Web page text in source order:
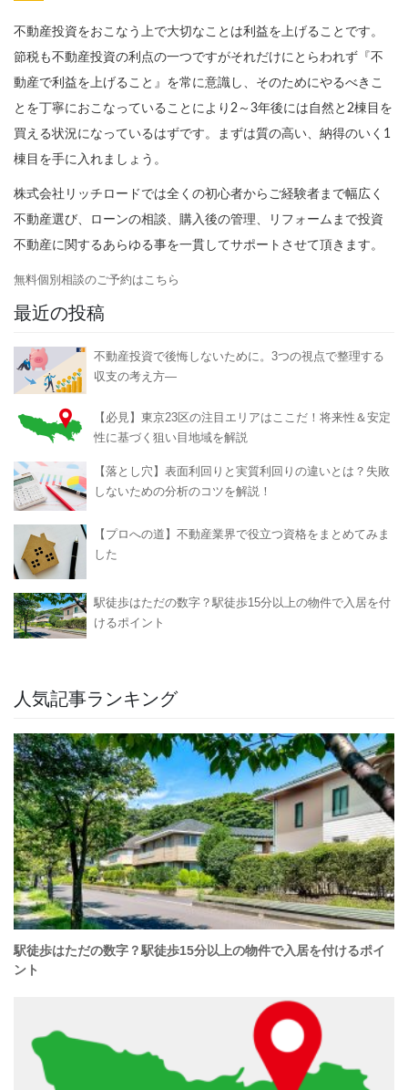
不動産投資をおこなう上で大切なことは利益を上げることです。
節税も不動産投資の利点の一つですがそれだけにとらわれず『不
動産で利益を上げること』を常に意識し、そのためにやるべきこ
とを丁寧におこなっていることにより2～3年後には自然と2棟目を
買える状況になっているはずです。まずは質の高い、納得のいく1
棟目を手に入れましょう。
株式会社リッチロードでは全くの初心者からご経験者まで幅広く
不動産選び、ローンの相談、購入後の管理、リフォームまで投資
不動産に関するあらゆる事を一貫してサポートさせて頂きます。
無料個別相談のご予約はこちら
最近の投稿
不動産投資で後悔しないために。3つの視点で整理する
収支の考え方―
【必見】東京23区の注目エリアはここだ！将来性＆安定
性に基づく狙い目地域を解説
【落とし穴】表面利回りと実質利回りの違いとは？失敗
しないための分析のコツを解説！
【プロへの道】不動産業界で役立つ資格をまとめてみま
した
駅徒歩はただの数字？駅徒歩15分以上の物件で入居を付
けるポイント
人気記事ランキング